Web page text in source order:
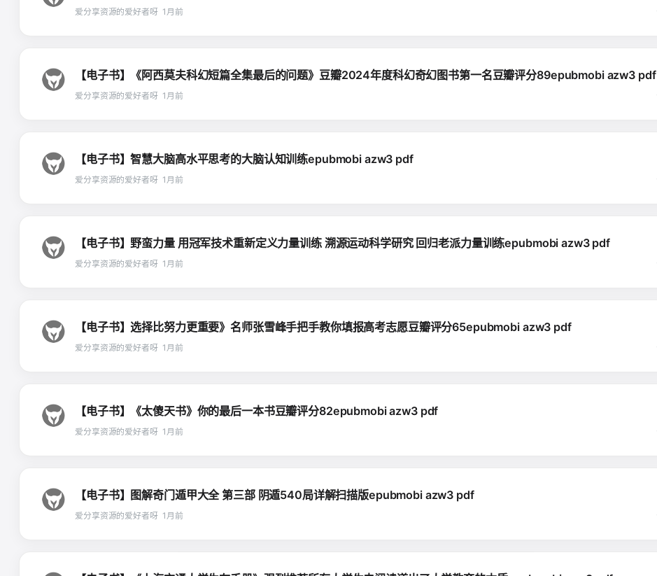
爱分享资源的爱好者呀 1月前
【电子书】《阿西莫夫科幻短篇全集最后的问题》豆瓣2024年度科幻奇幻图书第一名豆瓣评分89epubmobi azw3 pdf
爱分享资源的爱好者呀 1月前
【电子书】智慧大脑高水平思考的大脑认知训练epubmobi azw3 pdf
爱分享资源的爱好者呀 1月前
【电子书】野蛮力量 用冠军技术重新定义力量训练 溯源运动科学研究 回归老派力量训练epubmobi azw3 pdf
爱分享资源的爱好者呀 1月前
【电子书】选择比努力更重要》名师张雪峰手把手教你填报高考志愿豆瓣评分65epubmobi azw3 pdf
爱分享资源的爱好者呀 1月前
【电子书】《太傻天书》你的最后一本书豆瓣评分82epubmobi azw3 pdf
爱分享资源的爱好者呀 1月前
【电子书】图解奇门遁甲大全 第三部 阴遁540局详解扫描版epubmobi azw3 pdf
爱分享资源的爱好者呀 1月前